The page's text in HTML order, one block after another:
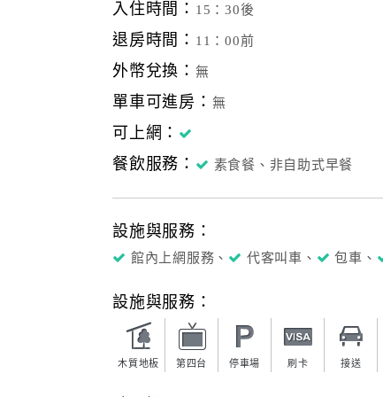
入住時間： 15：30後
退房時間： 11：00前
外幣兌換： 無
單車可進房： 無
可上網：
餐飲服務： 素食餐、非自助式早餐
設施與服務：
館內上網服務、 代客叫車、 包車、
設施與服務：
木質地板 第四台 停車場 刷卡 接送